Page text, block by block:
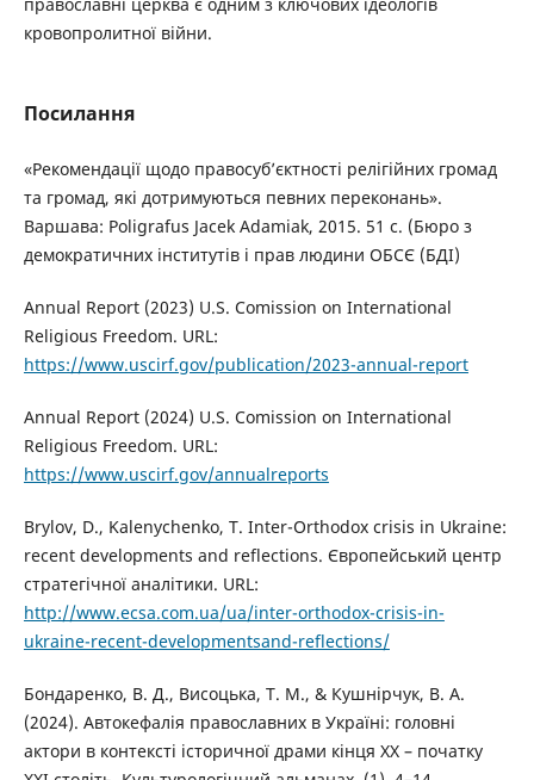
кровопролитної війни.
Посилання
«Рекомендації щодо правосуб’єктності релігійних громад
та громад, які дотримуються певних переконань».
Варшава: Poligrafus Jacek Adamiak, 2015. 51 с. (Бюро з
демократичних інститутів і прав людини ОБСЄ (БДІ)
Annual Report (2023) U.S. Comission on International
Religious Freedom. URL:
https://www.uscirf.gov/publication/2023-annual-report
Annual Report (2024) U.S. Comission on International
Religious Freedom. URL:
https://www.uscirf.gov/annualreports
Brylov, D., Kalenychenko, T. Inter-Orthodox crisis in Ukraine:
recent developments and reflections. Європейський центр
стратегічної аналітики. URL:
http://www.ecsa.com.ua/ua/inter-orthodox-crisis-in-
ukraine-recent-developmentsand-reflections/
Бондаренко, В. Д., Висоцька, Т. М., & Кушнірчук, В. А.
(2024). Автокефалія православних в Україні: головні
актори в контексті історичної драми кінця ХХ – початку